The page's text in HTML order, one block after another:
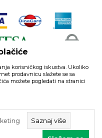
ponude i ne podrazumeva
trenutku.
, IzradaNB SOFT. Sva prava
korisničkog iskustva. Ukoliko
prodavnicu slažete se sa
možete pogledati na stranici
Saznaj više